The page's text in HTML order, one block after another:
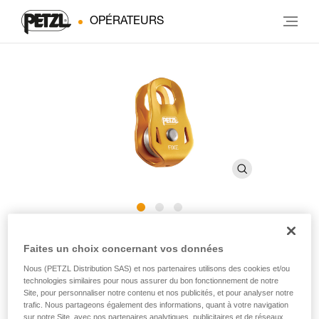
OPÉRATEURS
FIXE
Poulie avec flasques fixes compacte et polyvalente
Compacte et polyvalente, la poulie FIXE est conçue pour la
Faites un choix concernant vos données
Nous (PETZL Distribution SAS) et nos partenaires utilisons des cookies et/ou
technologies similaires pour nous assurer du bon fonctionnement de notre
Site, pour personnaliser notre contenu et nos publicités, et pour analyser notre
trafic. Nous partageons également des informations, quant à votre navigation